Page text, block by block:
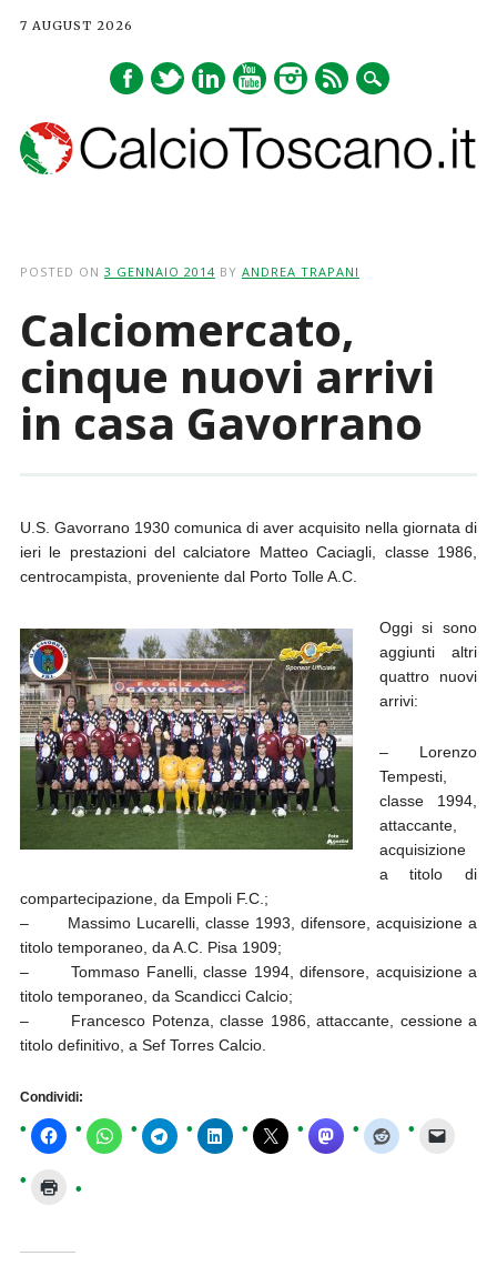
7 AUGUST 2026
POSTED ON 3 GENNAIO 2014 BY ANDREA TRAPANI
Calciomercato,
cinque nuovi arrivi
in casa Gavorrano
U.S. Gavorrano 1930 comunica di aver acquisito nella giornata di
ieri le prestazioni del calciatore Matteo Caciagli, classe 1986,
centrocampista, proveniente dal Porto Tolle A.C.
Oggi si sono
aggiunti altri
quattro nuovi
arrivi:
– Lorenzo
Tempesti,
classe 1994,
attaccante,
acquisizione
a titolo di
compartecipazione, da Empoli F.C.;
– Massimo Lucarelli, classe 1993, difensore, acquisizione a
titolo temporaneo, da A.C. Pisa 1909;
– Tommaso Fanelli, classe 1994, difensore, acquisizione a
titolo temporaneo, da Scandicci Calcio;
– Francesco Potenza, classe 1986, attaccante, cessione a
titolo definitivo, a Sef Torres Calcio.
Condividi: